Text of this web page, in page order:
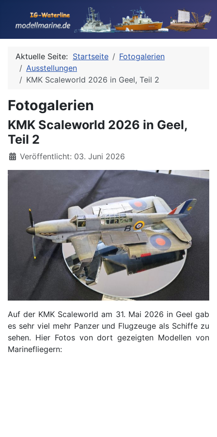
Aktuelle Seite: Startseite
Fotogalerien
Ausstellungen
KMK Scaleworld 2026 in Geel, Teil 2
Fotogalerien
KMK Scaleworld 2026 in Geel,
Teil 2
Details
Veröffentlicht: 03. Juni 2026
Auf der KMK Scaleworld am 31. Mai 2026 in Geel gab
es sehr viel mehr Panzer und Flugzeuge als Schiffe zu
sehen. Hier Fotos von dort gezeigten Modellen von
Marinefliegern: